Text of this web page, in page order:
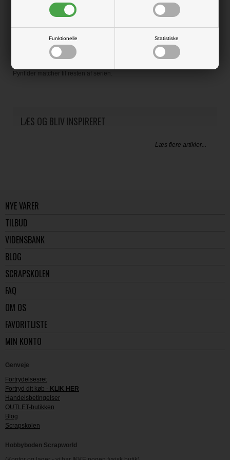
Funktionelle Statistiske
Varen er på lager
Craft Consortium
Producentens varenr.:
Pynt der matcher til resten af serien.
LÆS OG BLIV INSPIRERET
Læs flere artikler...
NYE VARER
TILBUD
VIDENSBANK
BLOG
SCRAPSKOLEN
FAQ
OM OS
FAVORITLISTE
MIN KONTO
Genveje
Fortrydelsesret
Fortryd dit køb - KLIK HER
Handelsbetingelser
OUTLET-butikken
Blog
Scrapskolen
Hobbyboden Scrapworld